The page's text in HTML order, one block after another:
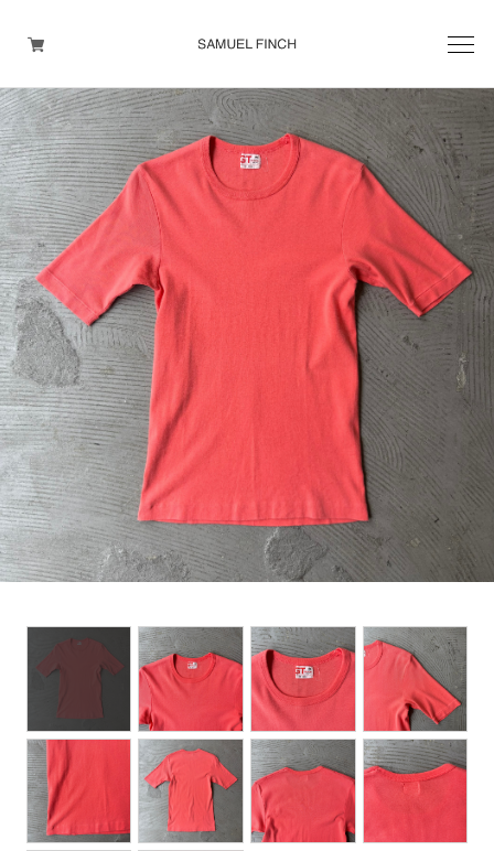
Men's
Maison Martin Margiela
Helmut Lang
Yohji Yamamoto
Other brands
TOPS
OUTER WEAR
BOTTOMS
DESIGNERS ARCHIVES